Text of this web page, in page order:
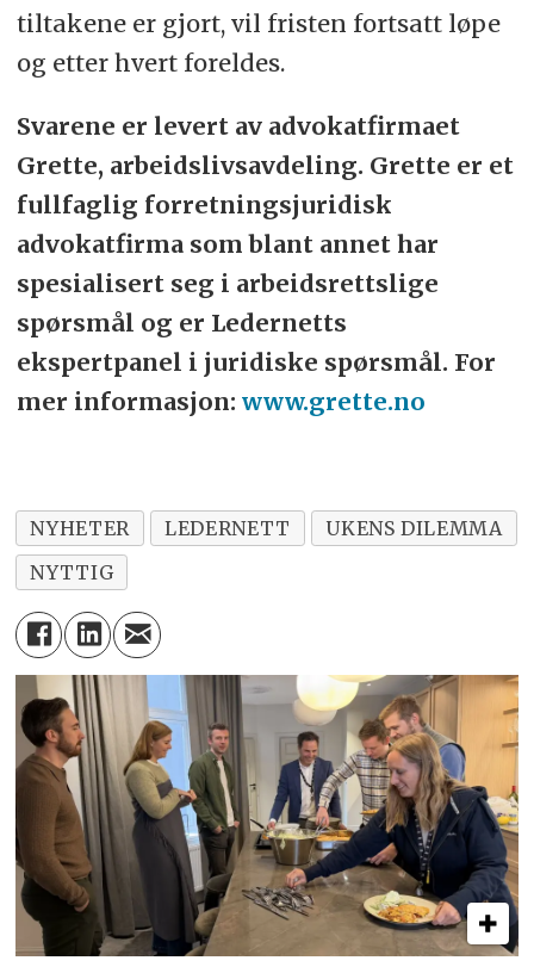
tiltakene er gjort, vil fristen fortsatt løpe
og etter hvert foreldes.
Svarene er levert av advokatfirmaet
Grette, arbeidslivsavdeling. Grette er et
fullfaglig forretningsjuridisk
advokatfirma som blant annet har
spesialisert seg i arbeidsrettslige
spørsmål og er Ledernetts
ekspertpanel i juridiske spørsmål. For
mer informasjon: www.grette.no
NYHETER LEDERNETT
UKENS DILEMMA
NYTTIG